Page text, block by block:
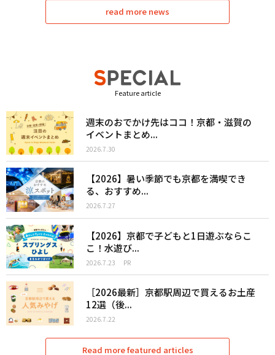
read more news
Feature article
週末のおでかけ先はココ！京都・滋賀の
イベントまとめ...
2026.7.30
【2026】暑い季節でも京都を満喫でき
る、おすすめ...
2026.7.27
【2026】京都で子どもと1日遊ぶならこ
こ！水遊び...
2026.7.23 PR
［2026最新］京都駅周辺で買えるお土産
12選（後...
2026.7.22
Read more featured articles